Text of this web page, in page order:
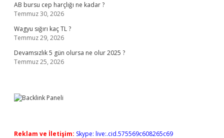
AB bursu cep harçlığı ne kadar ?
Temmuz 30, 2026
Wagyu sığırı kaç TL ?
Temmuz 29, 2026
Devamsızlık 5 gün olursa ne olur 2025 ?
Temmuz 25, 2026
Reklam ve İletişim: Skype: live:.cid.575569c608265c69